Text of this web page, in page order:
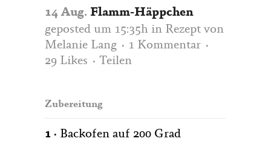
14 Aug. Flamm-Häppchen
geposted um 15:35h in Rezept von
Melanie Lang
1 Kommentar
29 Likes Teilen
Zubereitung
1 · Backofen auf 200 Grad